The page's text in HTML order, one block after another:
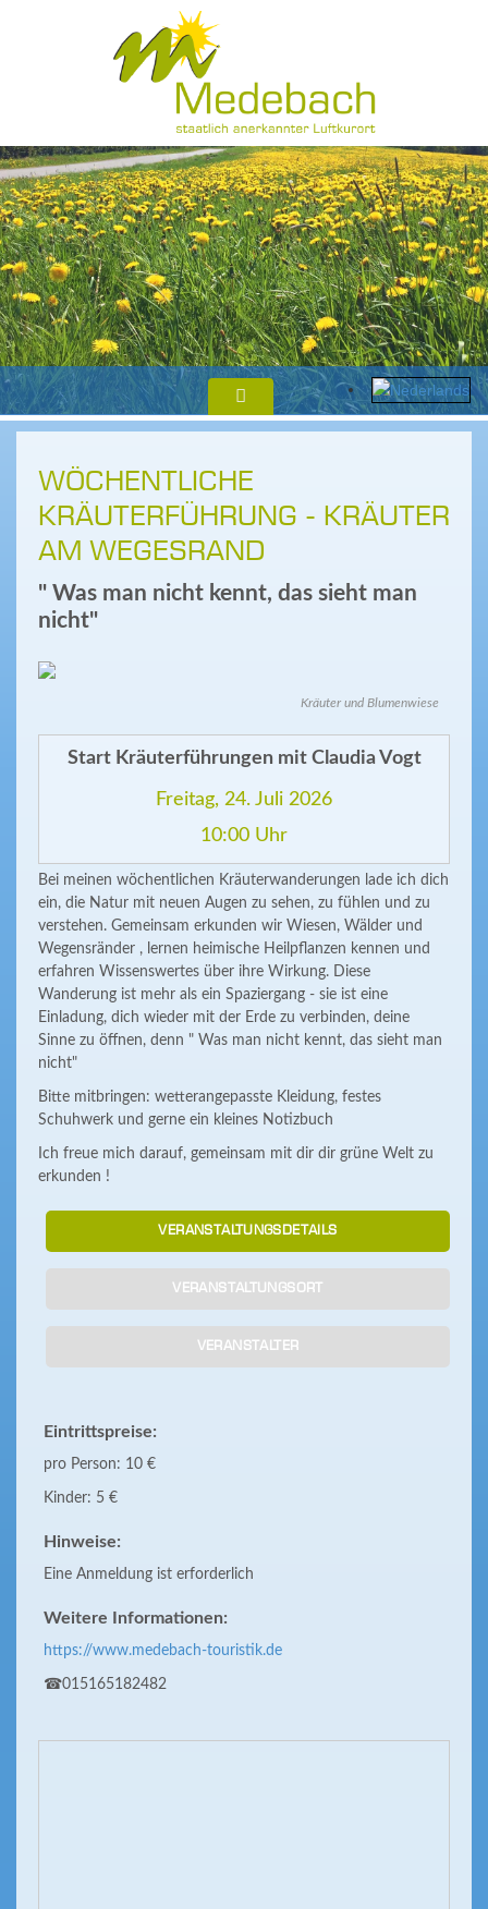
WÖCHENTLICHE
KRÄUTERFÜHRUNG - KRÄUTER
AM WEGESRAND
" Was man nicht kennt, das sieht man
nicht"
Kräuter und Blumenwiese
Start Kräuterführungen mit Claudia Vogt
Freitag, 24. Juli 2026
10:00 Uhr
Bei meinen wöchentlichen Kräuterwanderungen lade ich dich
ein, die Natur mit neuen Augen zu sehen, zu fühlen und zu
verstehen. Gemeinsam erkunden wir Wiesen, Wälder und
Wegensränder , lernen heimische Heilpflanzen kennen und
erfahren Wissenswertes über ihre Wirkung. Diese
Wanderung ist mehr als ein Spaziergang - sie ist eine
Einladung, dich wieder mit der Erde zu verbinden, deine
Sinne zu öffnen, denn " Was man nicht kennt, das sieht man
nicht"
Bitte mitbringen: wetterangepasste Kleidung, festes
Schuhwerk und gerne ein kleines Notizbuch
Ich freue mich darauf, gemeinsam mit dir dir grüne Welt zu
erkunden !
VERANSTALTUNGSDETAILS
VERANSTALTUNGSORT
VERANSTALTER
Eintrittspreise:
pro Person: 10 €
Kinder: 5 €
Hinweise:
Eine Anmeldung ist erforderlich
Weitere Informationen:
https://www.medebach-touristik.de
☎015165182482